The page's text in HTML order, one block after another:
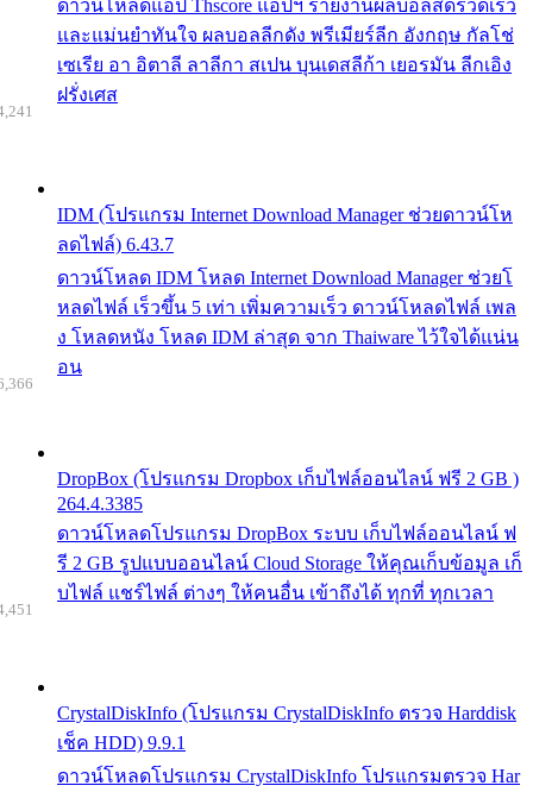
ดาวน์โหลดแอป Thscore แอปฯ รายงานผลบอลสดรวดเร็ว
และแม่นยำทันใจ ผลบอลลีกดัง พรีเมียร์ลีก อังกฤษ กัลโช่
เซเรีย อา อิตาลี ลาลีกา สเปน บุนเดสลีก้า เยอรมัน ลีกเอิง
ฝรั่งเศส
IDM (โปรแกรม Internet Download Manager ช่วยดาวน์โห
ลดไฟล์) 6.43.7
ดาวน์โหลด IDM โหลด Internet Download Manager ช่วยโ
หลดไฟล์ เร็วขึ้น 5 เท่า เพิ่มความเร็ว ดาวน์โหลดไฟล์ เพล
ง โหลดหนัง โหลด IDM ล่าสุด จาก Thaiware ไว้ใจได้แน่น
อน
DropBox (โปรแกรม Dropbox เก็บไฟล์ออนไลน์ ฟรี 2 GB )
264.4.3385
ดาวน์โหลดโปรแกรม DropBox ระบบ เก็บไฟล์ออนไลน์ ฟ
รี 2 GB รูปแบบออนไลน์ Cloud Storage ให้คุณเก็บข้อมูล เก็
บไฟล์ แชร์ไฟล์ ต่างๆ ให้คนอื่น เข้าถึงได้ ทุกที่ ทุกเวลา
CrystalDiskInfo (โปรแกรม CrystalDiskInfo ตรวจ Harddisk
เช็ค HDD) 9.9.1
ดาวน์โหลดโปรแกรม CrystalDiskInfo โปรแกรมตรวจ Har